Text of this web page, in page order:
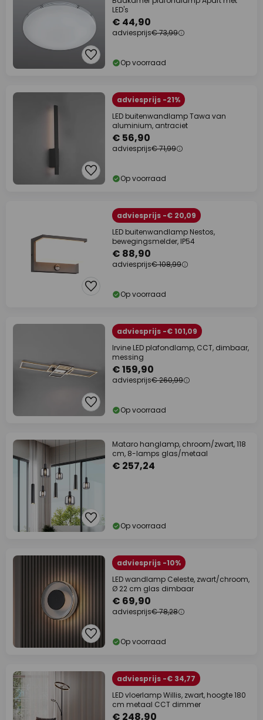
LED's
€ 44,90
adviesprijs€ 73,99
Op voorraad
adviesprijs -21%
LED buitenwandlamp Tawa van
aluminium, antraciet
€ 56,90
adviesprijs€ 71,99
Op voorraad
adviesprijs -€ 20,09
LED buitenwandlamp Nestos,
bewegingsmelder, IP54
€ 88,90
adviesprijs€ 108,99
Op voorraad
adviesprijs -€ 101,09
Irvine LED plafondlamp, CCT, dimbaar,
messing
€ 159,90
adviesprijs€ 260,99
Op voorraad
Mataro hanglamp, chroom/zwart, 118
cm, 8-lamps glas/metaal
€ 257,24
Op voorraad
adviesprijs -10%
LED wandlamp Celeste, zwart/chroom,
Ø 22 cm glas dimbaar
€ 69,90
adviesprijs€ 78,28
Op voorraad
adviesprijs -€ 34,77
LED vloerlamp Willis, zwart, hoogte 180
cm metaal CCT dimmer
€ 248,90